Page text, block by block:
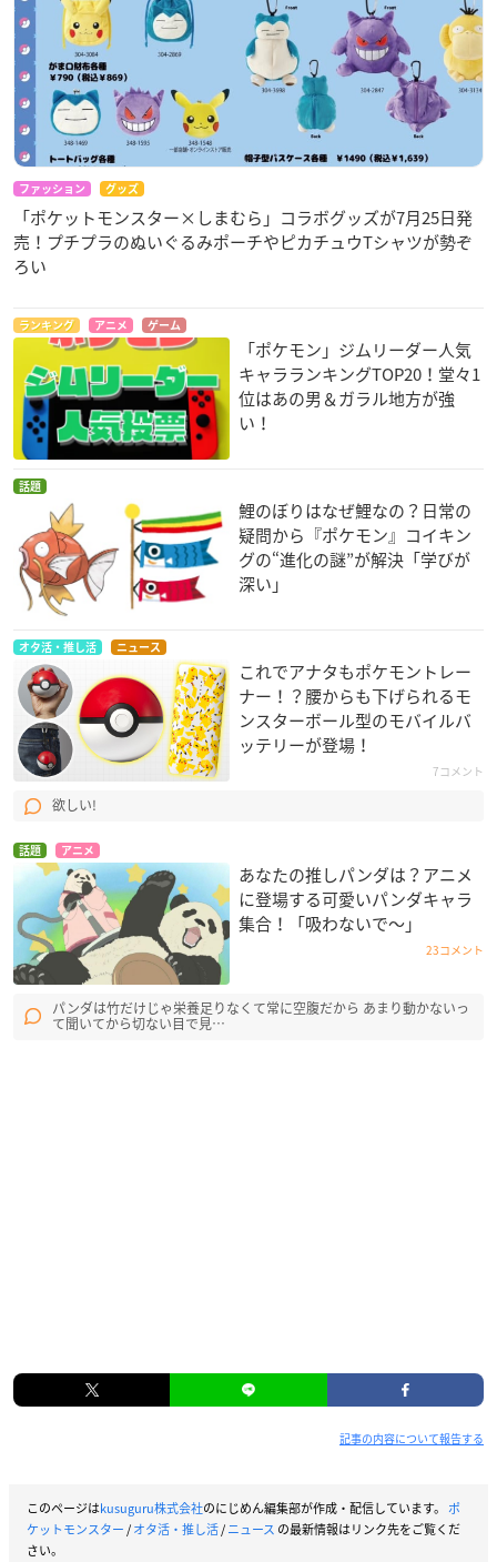
ファッション グッズ
「ポケットモンスター×しまむら」コラボグッズが7月25日発
売！プチプラのぬいぐるみポーチやピカチュウTシャツが勢ぞ
ろい
ランキング アニメ ゲーム
「ポケモン」ジムリーダー人気
キャラランキングTOP20！堂々1
位はあの男＆ガラル地方が強
い！
話題
鯉のぼりはなぜ鯉なの？日常の
疑問から『ポケモン』コイキン
グの“進化の謎”が解決「学びが
深い」
オタ活・推し活 ニュース
これでアナタもポケモントレー
ナー！？腰からも下げられるモ
ンスターボール型のモバイルバ
ッテリーが登場！
7コメント
欲しい!
話題 アニメ
あなたの推しパンダは？アニメ
に登場する可愛いパンダキャラ
集合！「吸わないで〜」
23コメント
パンダは竹だけじゃ栄養足りなくて常に空腹だから あまり動かないっ
て聞いてから切ない目で見…
記事の内容について報告する
このページはkusuguru株式会社のにじめん編集部が作成・配信しています。 ポ
ケットモンスター/オタ活・推し活/ニュース の最新情報はリンク先をご覧くだ
さい。